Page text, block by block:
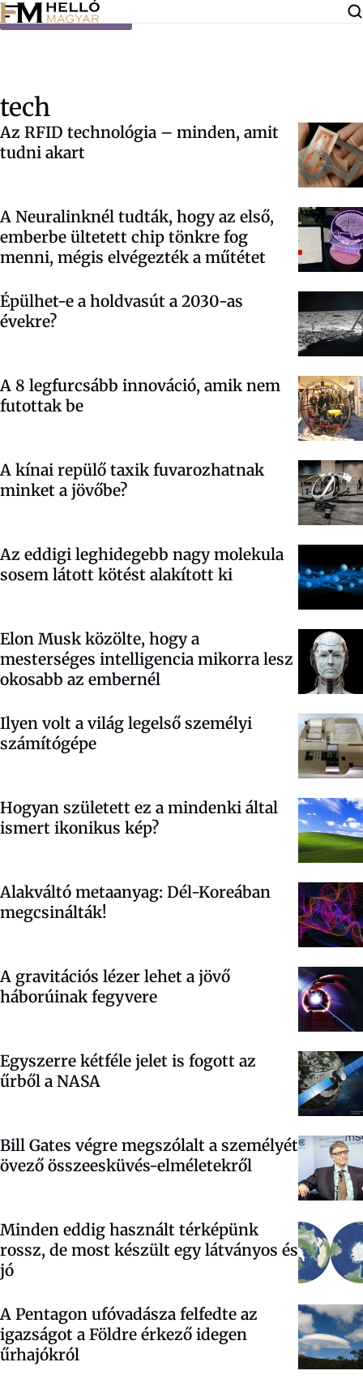
Ugrás a tartalomra
tech
Az RFID technológia – minden, amit
tudni akart
A Neuralinknél tudták, hogy az első,
emberbe ültetett chip tönkre fog
menni, mégis elvégezték a műtétet
Épülhet-e a holdvasút a 2030-as
évekre?
A 8 legfurcsább innováció, amik nem
futottak be
A kínai repülő taxik fuvarozhatnak
minket a jövőbe?
Az eddigi leghidegebb nagy molekula
sosem látott kötést alakított ki
Elon Musk közölte, hogy a
mesterséges intelligencia mikorra lesz
okosabb az embernél
Ilyen volt a világ legelső személyi
számítógépe
Hogyan született ez a mindenki által
ismert ikonikus kép?
Alakváltó metaanyag: Dél-Koreában
megcsinálták!
A gravitációs lézer lehet a jövő
háborúinak fegyvere
Egyszerre kétféle jelet is fogott az
űrből a NASA
Bill Gates végre megszólalt a személyét
övező összeesküvés-elméletekről
Minden eddig használt térképünk
rossz, de most készült egy látványos és
jó
A Pentagon ufóvadásza felfedte az
igazságot a Földre érkező idegen
űrhajókról